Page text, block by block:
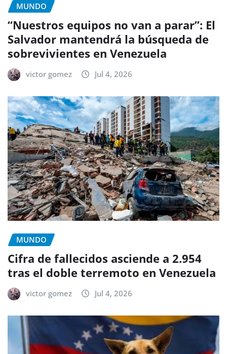
MUNDO
“Nuestros equipos no van a parar”: El
Salvador mantendrá la búsqueda de
sobrevivientes en Venezuela
victor gomez Jul 4, 2026
MUNDO
Cifra de fallecidos asciende a 2.954
tras el doble terremoto en Venezuela
victor gomez Jul 4, 2026